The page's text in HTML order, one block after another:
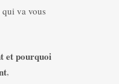
va vous
et pourquoi
,